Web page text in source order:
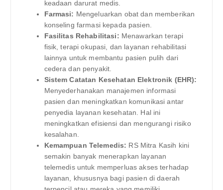
keadaan darurat medis.
Farmasi: Mengeluarkan obat dan memberikan
konseling farmasi kepada pasien.
Fasilitas Rehabilitasi: Menawarkan terapi
fisik, terapi okupasi, dan layanan rehabilitasi
lainnya untuk membantu pasien pulih dari
cedera dan penyakit.
Sistem Catatan Kesehatan Elektronik (EHR):
Menyederhanakan manajemen informasi
pasien dan meningkatkan komunikasi antar
penyedia layanan kesehatan. Hal ini
meningkatkan efisiensi dan mengurangi risiko
kesalahan.
Kemampuan Telemedis: RS Mitra Kasih kini
semakin banyak menerapkan layanan
telemedis untuk memperluas akses terhadap
layanan, khususnya bagi pasien di daerah